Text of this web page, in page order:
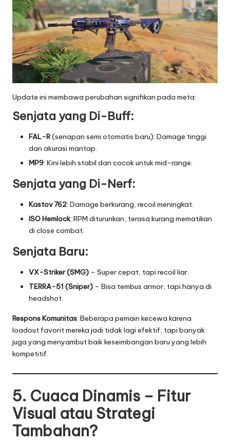
Update ini membawa perubahan signifikan pada meta:
Senjata yang Di-Buff:
FAL-R(senapan semi otomatis baru): Damage tinggi
dan akurasi mantap.
MP9: Kini lebih stabil dan cocok untuk mid-range.
Senjata yang Di-Nerf:
Kastov 762: Damage berkurang, recoil meningkat.
ISO Hemlock: RPM diturunkan, terasa kurang mematikan
di close combat.
Senjata Baru:
VX-Striker (SMG) – Super cepat, tapi recoil liar.
TERRA-51 (Sniper) – Bisa tembus armor, tapi hanya di
headshot.
Respons Komunitas: Beberapa pemain kecewa karena
loadout favorit mereka jadi tidak lagi efektif, tapi banyak
juga yang menyambut baik keseimbangan baru yang lebih
kompetitif.
5. Cuaca Dinamis – Fitur
Visual atau Strategi
Tambahan?